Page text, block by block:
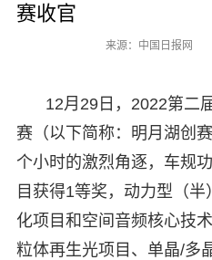
赛收官
来源：中国日报网
12月29日，2022第二
赛（以下简称：明月湖创
个小时的激烈角逐，车规
目获得1等奖，动力型（
化项目和空间音频核心技
粒体再生光项目、单晶/多